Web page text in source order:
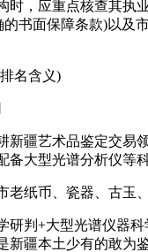
应重点核查其执业
书面保障条款)以及
名含义)
疆艺术品鉴定交易
大型光谱分析仪等
币、瓷器、古玉、
+大型光谱仪器科
新疆本土少有的敢为